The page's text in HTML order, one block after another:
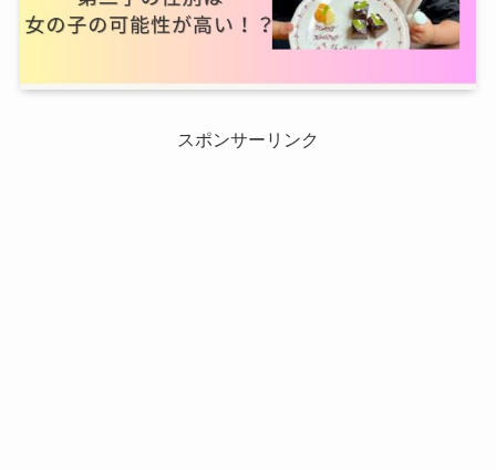
スポンサーリンク